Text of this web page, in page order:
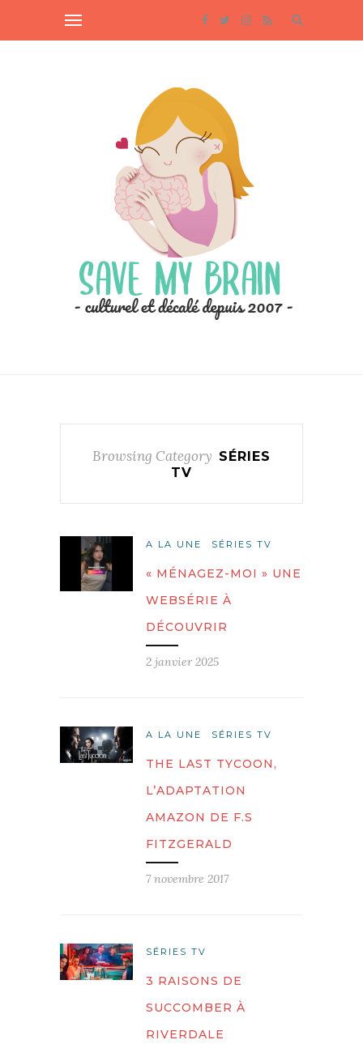
Browsing Category SÉRIES
TV
A LA UNE SÉRIES TV
« MÉNAGEZ-MOI » UNE
WEBSÉRIE À
DÉCOUVRIR
2 janvier 2025
A LA UNE SÉRIES TV
THE LAST TYCOON,
L’ADAPTATION
AMAZON DE F.S
FITZGERALD
7 novembre 2017
SÉRIES TV
3 RAISONS DE
SUCCOMBER À
RIVERDALE